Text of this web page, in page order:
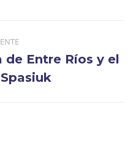
siguiente:
de Entre Ríos y el